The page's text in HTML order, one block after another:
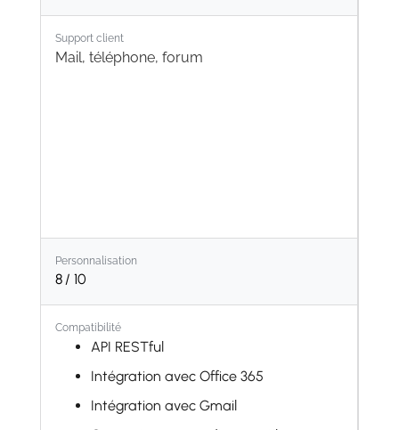
Gestion documentaire
Support client
Mail, téléphone, forum
Personnalisation
8 / 10
Compatibilité
API RESTful
Intégration avec Office 365
Intégration avec Gmail